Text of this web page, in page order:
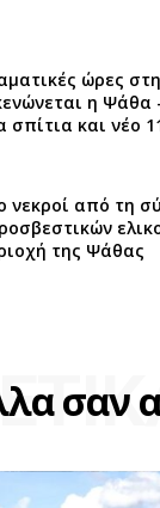
ώρες
η Ψάθα
σπίτια και νέο
νεκροί από τη
της Ψάθας
σαν